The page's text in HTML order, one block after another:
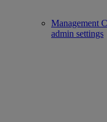
Management
admin settings